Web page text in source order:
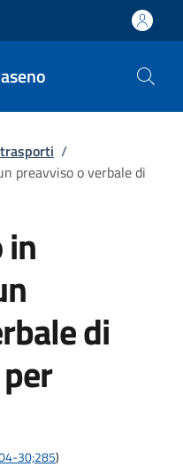
/
preavviso o verbale di
di
30;285)